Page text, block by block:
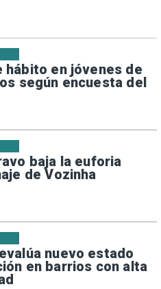
hábito en jóvenes de
según encuesta del
baja la euforia
de Vozinha
nuevo estado
en barrios con alta